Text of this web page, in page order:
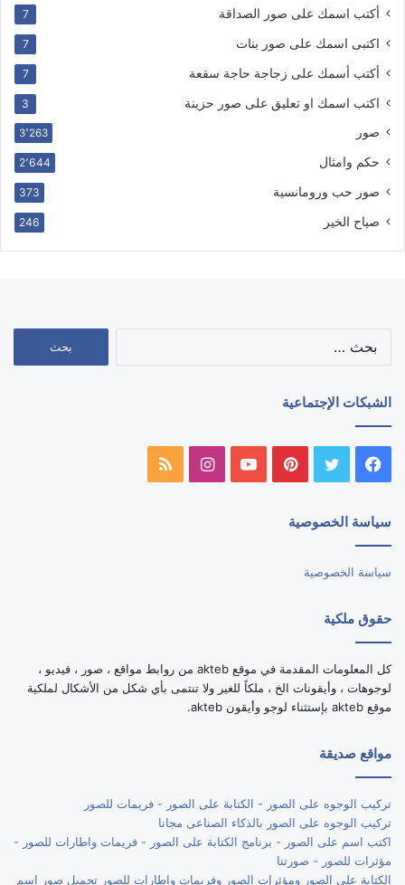
أكتب اسمك على صور الصداقة 7
اكتبى اسمك على صور بنات 7
أكتب أسمك على زجاجة حاجة سقعة 7
اكتب اسمك او تعليق على صور حزينة 3
صور 3٬263
حكم وامثال 2٬644
صور حب ورومانسية 373
صباح الخير 246
الشبكات الإجتماعية
فيسبوك تويتر بينتيريستيوتيوبانستقرامملخص
سياسة الخصوصية
سياسة الخصوصية
حقوق ملكية
كل المعلومات المقدمة في موقع akteb من روابط مواقع ، صور ، فيديو ،
لوجوهات ، وأيقونات الخ ، ملكاً للغير ولا تنتمى بأي شكل من الأشكال لملكية
موقع akteb بإستثناء لوجو وأيقون akteb.
مواقع صديقة
تركيب الوجوه على الصور - الكتابة على الصور - فريمات للصور
تركيب الوجوه على الصور بالذكاء الصناعى مجانا
اكتب اسم على الصور - برنامج الكتابة على الصور - فريمات واطارات للصور -
مؤثرات للصور - صورتنا
الكتابة على الصور ومؤثرات الصور وفريمات واطارات للصور تحميل صور اسم